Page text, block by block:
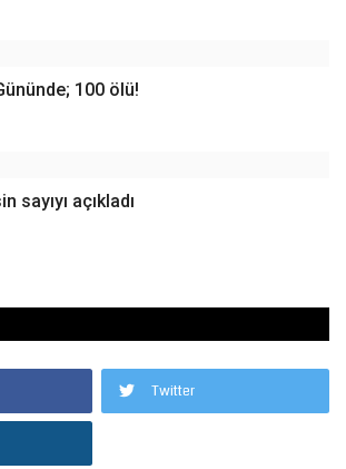
100 ölü!
sayıyı açıkladı
Twitter